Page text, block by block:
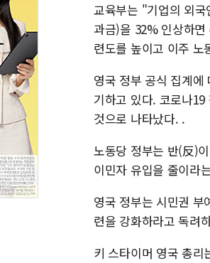
교육부는 "기업의 외
과금)을 32% 인상하
련도를 높이고 이주
영국 정부 공식 집계
기하고 있다. 코로나
것으로 나타났다. .
노동당 정부는 반(反)
이민자 유입을 줄이라
영국 정부는 시민권 부
련을 강화하라고 독려
키 스타이머 영국 총